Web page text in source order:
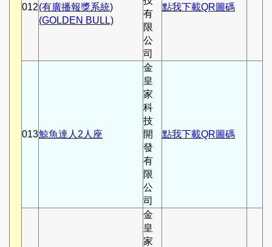
012(有廣播報獎系統)
(GOLDEN BULL)
有
限
公
司
點我下載QR圖碼
013鯨魚達人2人座
金
皇
家
科
技
開
發
有
限
公
司
點我下載QR圖碼
金
皇
家